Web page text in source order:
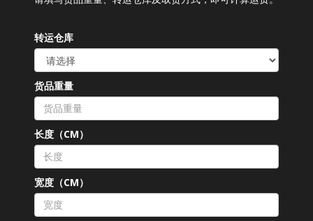
转运仓库
货品重量
长度（CM）
宽度（CM）